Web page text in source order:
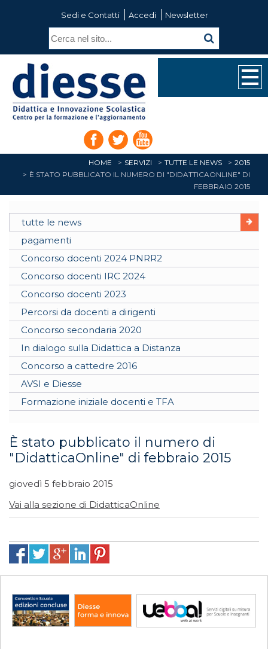
Sedi e Contatti Accedi Newsletter
HOME SERVIZI TUTTE LE NEWS
2015
È STATO PUBBLICATO IL NUMERO DI "DIDATTICAONLINE" DI
FEBBRAIO 2015
tutte le news
pagamenti
Concorso docenti 2024 PNRR2
Concorso docenti IRC 2024
Concorso docenti 2023
Percorsi da docenti a dirigenti
Concorso secondaria 2020
In dialogo sulla Didattica a Distanza
Concorso a cattedre 2016
AVSI e Diesse
Formazione iniziale docenti e TFA
È stato pubblicato il numero di
"DidatticaOnline" di febbraio 2015
giovedì 5 febbraio 2015
Vai alla sezione di DidatticaOnline